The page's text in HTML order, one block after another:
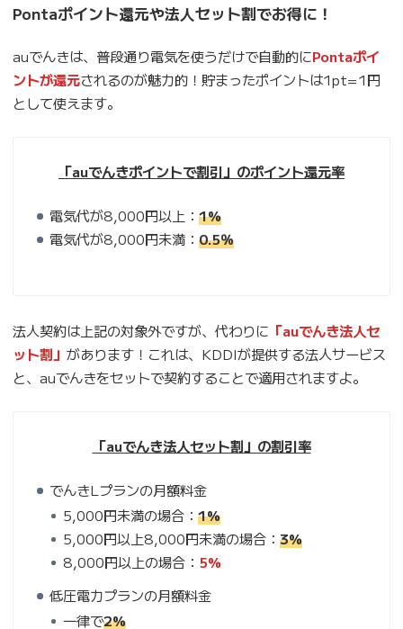
Pontaポイント還元や法人セット割でお得に！
auでんきは、普段通り電気を使うだけで自動的にPontaポイ
ントが還元されるのが魅力的！貯まったポイントは1pt=1円
として使えます。
「auでんきポイントで割引」のポイント還元率
電気代が8,000円以上： 1%
電気代が8,000円未満： 0.5％
法人契約は上記の対象外ですが、代わりに 「auでんき法人セ
ット割」 があります！これは、KDDIが提供する法人サービス
と、auでんきをセットで契約することで適用されますよ。
「auでんき法人セット割」の割引率
でんきLプランの月額料金
5,000円未満の場合：1%
5,000円以上8,000円未満の場合：3%
8,000円以上の場合： 5%
低圧電力プランの月額料金
一律で2%